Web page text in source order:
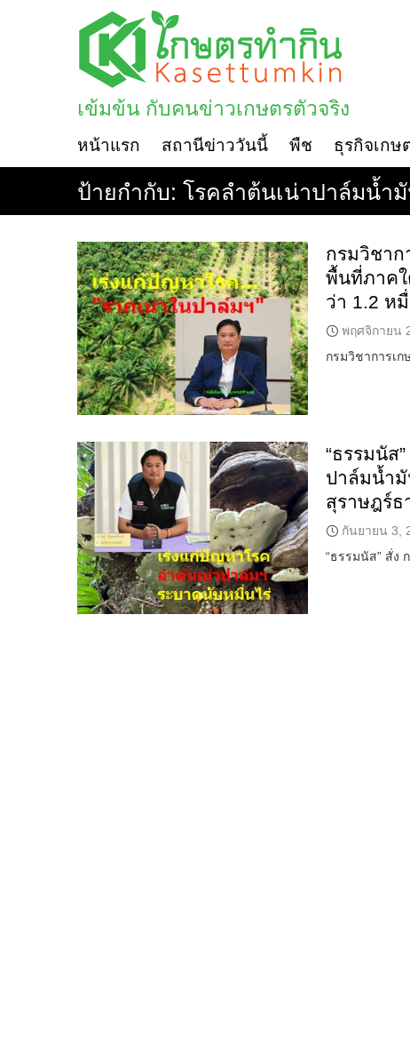
เข้มข้น กับคนข่าวเกษตรตัวจริง
หน้าแรก สถานีข่าววันนี้ พืช ธุรกิจเกษ
ป้ายกำกับ: โรคลำต้นเน่าปาล์มน้ำ
กรมวิชาก
พื้นที่ภาค
ว่า 1.2 ห
พฤศจิกายน
กรมวิชาการเ
“ธรรมนัส
ปาล์มน้ำ
สุราษฎร์
กันยายน 3,
“ธรรมนัส” สั่ง